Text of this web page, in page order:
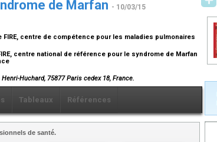
de Marfan - 10/03/15
centre de compétence pour les maladies pulmonaires
centre national de référence pour le syndrome de Marfan
Huchard, 75877 Paris cedex 18, France.
Tableaux Références
de santé.